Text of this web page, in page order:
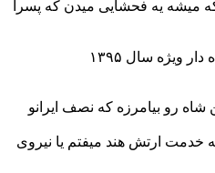
که میشه یه فحشایی میدن که پسرا
ویژه سال ۱۳۹۵
شاه رو بیامرزه که نصف ایرانو
خدمت ارتش هند میفتم یا نیروی